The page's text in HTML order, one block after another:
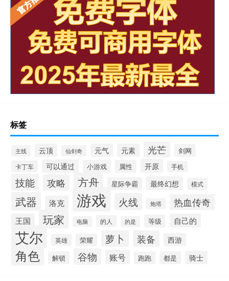
标签
主线 云顶 仙剑奇 元气 元素 光芒 剑网
卡丁车 可以通过 小游戏 属性 开原 手机
技能 攻略 方舟 星际争霸 最终幻想 模式
武器 洛克 游戏 火线 炮塔 热血传奇
王国 玩家 电脑 的人 的是 等级 自己的
艾尔 英雄 荣耀 萝卜 装备 西游
角色 解锁 谷物 账号 跑跑 都是 骑士